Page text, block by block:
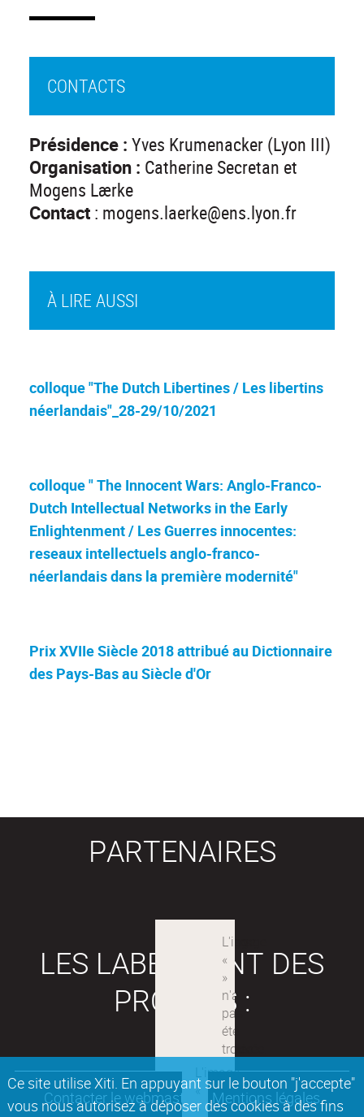
Ce site utilise Xiti. En appuyant sur le bouton "j'accepte"
vous nous autorisez à déposer des cookies à des fins
À LIRE AUSSI
colloque "The Dutch Libertines / Les libertins
néerlandais"_28-29/10/2021
colloque " The Innocent Wars: Anglo-Franco-
Dutch Intellectual Networks in the Early
Enlightenment / Les Guerres innocentes:
reseaux intellectuels anglo-franco-
néerlandais dans la première modernité"
Prix XVIIe Siècle 2018 attribué au Dictionnaire
des Pays-Bas au Siècle d'Or
CONTACTS
Présidence : Yves Krumenacker (Lyon III)
Organisation : Catherine Secretan et
Mogens Lærke
Contact : mogens.laerke@ens.lyon.fr
PARTENAIRES
LES LABEX SONT DES
PROJETS :
Contacter le webmaster Mentions légales